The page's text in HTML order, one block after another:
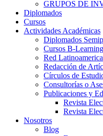
GRUPOS DE
Diplomados
Cursos
Actividades Académicas
Diplomados
Cursos B-Learning
Red
Redacción de
Círculos de
Consultorías o
Publicaciones y
Revista
Revista
Nosotros
Blog